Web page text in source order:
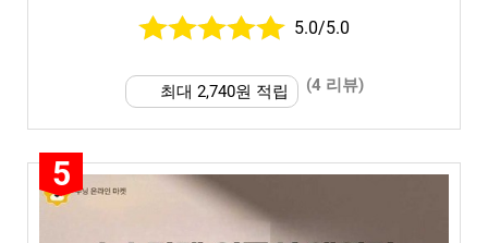
5.0/5.0
최대 2,740원 적립 (4 리뷰)
5